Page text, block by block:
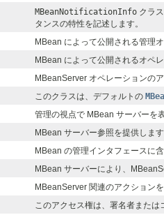
MBeanNotificationInfo クラ
タンスの特性を記述します。
MBean によって公開される管理
MBean によって公開されるオペ
MBeanServer オペレーションの
このクラスは、デフォルトの
管理の視点で MBean サーバーを
MBean サーバー参照を提供しま
MBean の管理インタフェースに
MBean サーバーにより、
MBeanServer 関連のアクション
このアクセス権は、署名者また